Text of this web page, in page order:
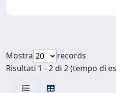
Mostra
records
Risultati 1 - 2 di 2 (tempo di